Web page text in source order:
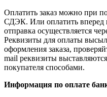
Оплатить заказ можно при
СДЭК. Или оплатить вперед
отправка осуществляется
Реквизиты для оплаты
оформления заказа,
mail реквизиты
покупателя способами.
Информация по оплате